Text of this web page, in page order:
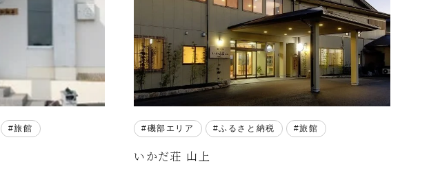
旅館 磯部エリア ふるさと納税 旅館
いかだ荘 山上